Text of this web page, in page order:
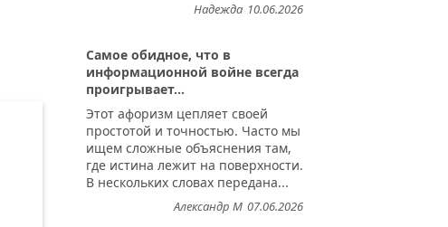
10.06.2026
Надежда
Самое обидное, что в
информационной войне всегда
проигрывает...
Этот афоризм цепляет своей
простотой и точностью. Часто мы
ищем сложные объяснения там,
где истина лежит на поверхности.
В нескольких словах передана...
07.06.2026
Александр М